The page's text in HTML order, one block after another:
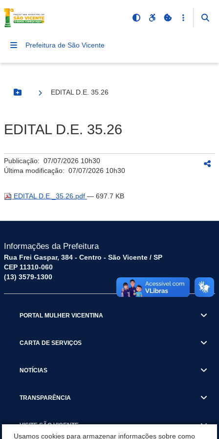
Prefeitura de São Vicente
Botão Menu
EDITAL D.E. 35.26
EDITAL D.E. 35.26
Publicação: 07/07/2026 10h30
Última modificação: 07/07/2026 10h30
EDITAL D.E._35.26.pdf — 697.7 KB
Informações da Prefeitura
Rua Frei Gaspar, 384 - Centro - São Vicente / SP
CEP 11310-060
(13) 3579-1300
PORTAL MULHER VICENTINA
CARTA DE SERVIÇOS
NOTÍCIAS
TRANSPARÊNCIA
VISITE SÃO VICENTE
Usamos cookies para armazenar informações sobre como